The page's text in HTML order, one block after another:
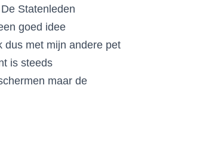
Statenleden
goed idee
dus met mijn andere pet
is steeds
maar de